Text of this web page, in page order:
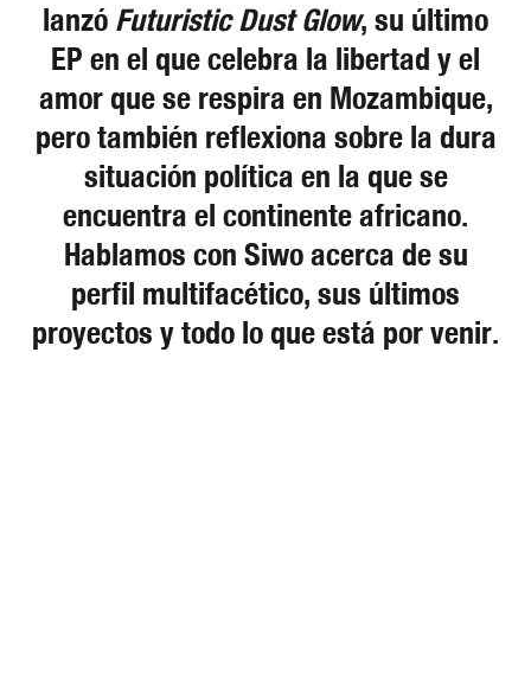
lanzó Futuristic Dust Glow, su último
EP en el que celebra la libertad y el
amor que se respira en Mozambique,
pero también reflexiona sobre la dura
situación política en la que se
encuentra el continente africano.
Hablamos con Siwo acerca de su
perfil multifacético, sus últimos
proyectos y todo lo que está por venir.